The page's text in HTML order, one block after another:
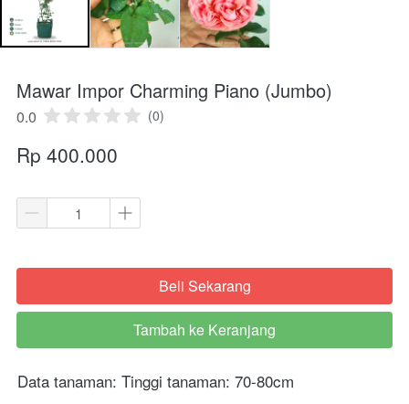
Mawar Impor Charming Piano (Jumbo)
0.0 (0)
Rp 400.000
`Beli Sekarang
`
Tambah ke Keranjang
Data tanaman: Tinggi tanaman: 70-80cm